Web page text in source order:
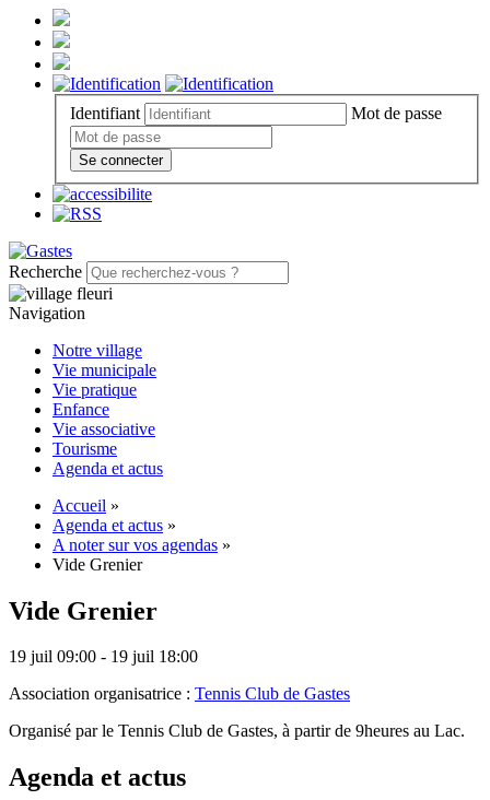
Identifiant Mot de passe
Se connecter
Recherche
Navigation
Notre village
Vie municipale
Vie pratique
Enfance
Vie associative
Tourisme
Agenda et actus
Accueil »
Agenda et actus »
A noter sur vos agendas »
Vide Grenier
Vide Grenier
19 juil 09:00 - 19 juil 18:00
Association organisatrice : Tennis Club de Gastes
Organisé par le Tennis Club de Gastes, à partir de 9heures au Lac.
Agenda et actus